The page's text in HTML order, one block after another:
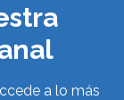
a lo más